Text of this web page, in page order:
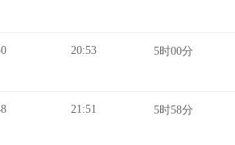
20:53 5时00分
21:51 5时58分